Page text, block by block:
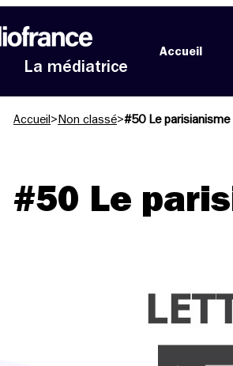
La médiatrice
Accueil
Accueil > Non classé>#50 Le parisianisme
#50 Le